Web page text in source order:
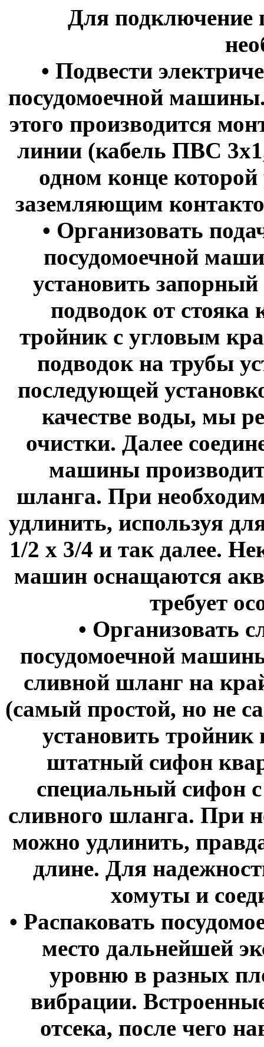
Для подключение
• Подвести
посудомоечной
этого производится
линии (кабель ПВС
одном конце которой
заземляющим
• Организовать
посудомоечной
установить
подводок от стояка
тройник с угловым
подводок на трубы
последующей
качестве воды, мы
очистки. Далее
машины
шланга. При
удлинить, используя
1/2 х 3/4 и так далее.
машин оснащаются
требует
• Организовать
посудомоечной
сливной шланг на
(самый простой, но не
установить
штатный сифон
специальный сифон
сливного шланга. При
можно удлинить,
длине. Для
хомуты и
• Распаковать
место дальнейшей
уровню в разных
вибрации.
отсека, после чего